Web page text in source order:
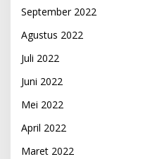
September 2022
Agustus 2022
Juli 2022
Juni 2022
Mei 2022
April 2022
Maret 2022